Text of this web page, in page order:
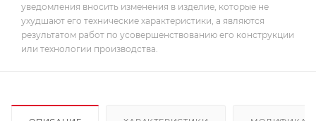
уведомления вносить изменения в изделие, которые не
ухудшают его технические характеристики, а являются
результатом работ по усовершенствованию его конструкции
или технологии производства.